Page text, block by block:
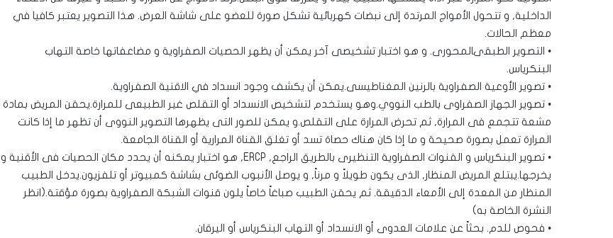
الداخلية, و تتحول الأمواج المرتدة إلى نبضات كهربائية تشكل صورة للعضو على شاشة العرض. هذا التصوير يعتبر كافيا في
معظم الحالات.
• التصوير الطبقىالمحورى. و هو اختبار تشخيصى آخر يمكن أن يظهر الحصيات الصفراوية و مضاعفاتها خاصة التهاب
البنكرياس.
• تصوير الأوعية الصفراوية بالرنين المغناطيسى.يمكن أن يكشف وجود انسداد في الاقنية الصفراوية.
• تصوير الجهاز الصفراوى بالطب النووي.وهو يستخدم لتشخيص الانسداد أو التقلص غير الطبيعى للمرارة.يحقن المريض بمادة
مشعة تتجمع فى المرارة, ثم تحرض المرارة على التقلص.و يمكن للصور التى يظهرها التصوير النووى أن تظهر ما إذا كانت
المرارة تعمل بصورة صحيحة و ما إذا كان هناك حصاة تسد أو تغلق القناة المرارية أو القناة الجامعة.
• تصوير البنكرياس و القنوات الصفراوية التنظيرى بالطريق الراجع, ERCP, هو اختبار يمكنه أن يحدد مكان الحصيات فى الأقنية و
يخرجها.يبتلع المريض المنظار, الذى يكون طويلاً و مرناً, و يوصل الأنبوب الضوئى بشاشة كمبيوتر أو تلفزيون.يدخل الطبيب
المنظار من المعدة إلى الأمعاء الدقيقة. ثم يحقن الطبيب صباغاً خاصاً يلون قنوات الشبكة الصفراوية بصورة مؤقتة.(انظر
النشرة الخاصة به)
• فحوص للدم. بحثاً عن علامات العدوى أو الانسداد أو التهاب البنكرياس أو اليرقان.